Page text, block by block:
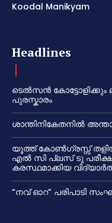
Koodal Manikyam
Headlines
ടെൽസൻ
പുരസ്കാരം
ശാന്തിനികേതനിൽ
യൂത്ത് കോൺഗ്രസ്സ്
എൽ സി പ്ലസ് ടു
കരസ്ഥമാക്കിയ
“നവ് ഓറ” പരിപാടി